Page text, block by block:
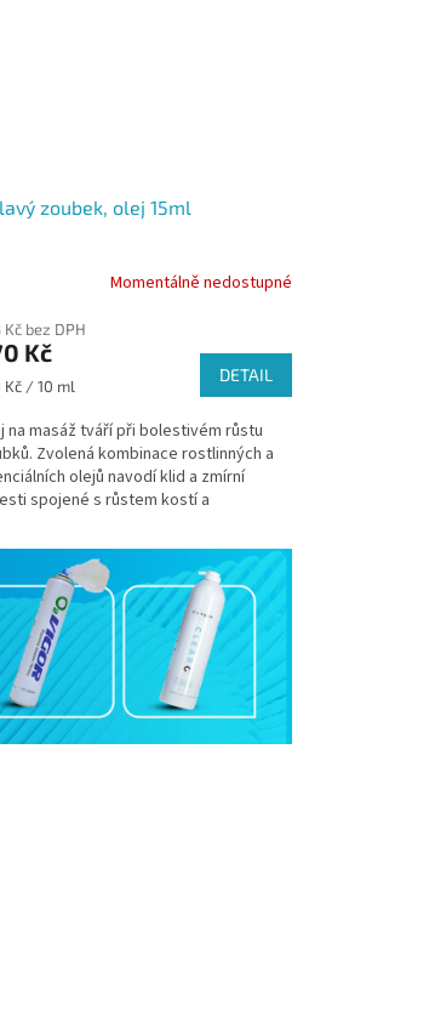
zoubek, olej 15ml
Momentálně nedostupné
Kč bez DPH
Kč
Kč / 10 ml
DETAIL
na masáž tváří při bolestivém růstu
Zvolená kombinace rostlinných a
olejů navodí klid a zmírní
spojené s růstem kostí a